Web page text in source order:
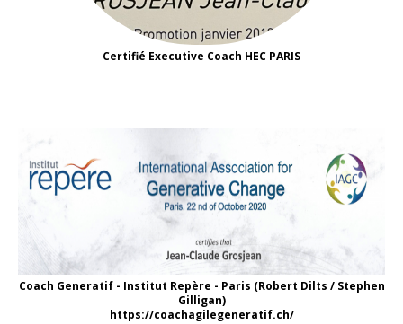
Certifié Executive Coach HEC PARIS
Coach Generatif - Institut Repère - Paris (Robert Dilts / Stephen
Gilligan)
https://coachagilegeneratif.ch/